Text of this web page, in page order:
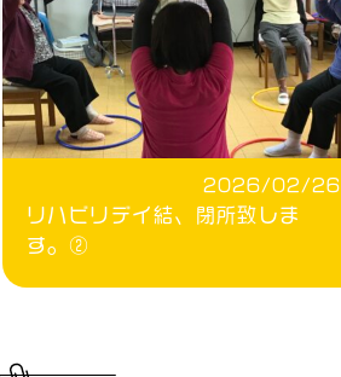
2026/02/26
リハビリデイ結、閉所致しま
す。②